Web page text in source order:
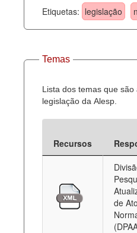
Etiquetas: legislação
Temas
Lista dos temas que
legislação da Alesp.
Recursos
de